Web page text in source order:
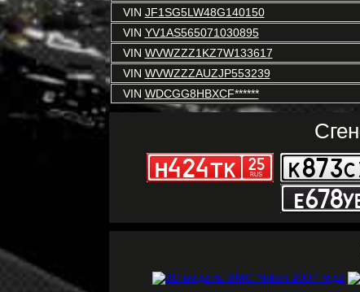
VIN JF1SG5LW48G140150
VIN YV1AS565071030895
VIN WVWZZZ1KZ7W133617
VIN WVWZZZAUZJP553239
VIN WDCGG8HBXCF******